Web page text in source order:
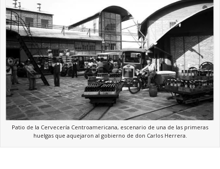
Patio de la Cervecería Centroamericana, escenario de una de las primeras
huelgas que aquejaron al gobierno de don Carlos Herrera.